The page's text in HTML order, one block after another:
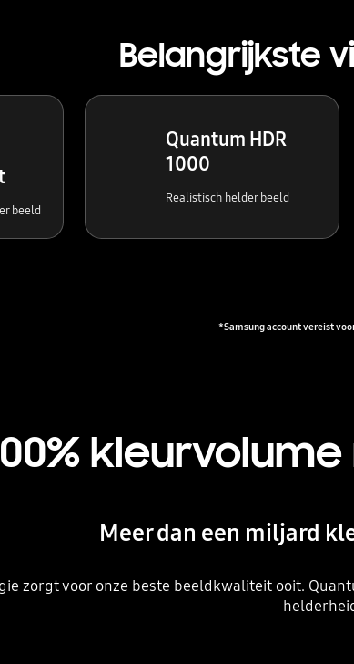
Belangrijkste
beeld
Quantum HDR
1000
Realistisch helder beeld
*Samsung account vereist
Meer dan een miljard
zorgt voor onze beste beeldkwaliteit ooit.